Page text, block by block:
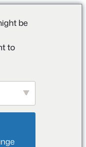
be
to